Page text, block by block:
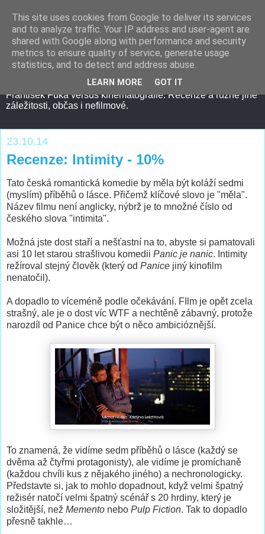
František Fuka versus kinematografie. Recenze a různé jiné
záležitosti, občas i nefilmové.
23.10.14
Recenze: Intimity - 10%
Tato česká romantická komedie by měla být koláží sedmi
(myslím) příběhů o lásce. Přičemž klíčové slovo je "měla".
Název filmu není anglicky, nýbrž je to množné číslo od
českého slova "intimita".
Možná jste dost staří a nešťastní na to, abyste si pamatovali
asi 10 let starou strašlivou komedii Panic je nanic. Intimity
režíroval stejný člověk (který od Panice jiný kinofilm
nenatočil).
A dopadlo to víceméně podle očekávání. FIlm je opět zcela
strašný, ale je o dost víc WTF a nechtěně zábavný, protože
narozdíl od Panice chce být o něco ambicióznější.
To znamená, že vidíme sedm příběhů o lásce (každý se
dvěma až čtyřmi protagonisty), ale vidíme je promíchaně
(každou chvíli kus z nějakého jiného) a nechronologicky.
Představte si, jak to mohlo dopadnout, když velmi špatný
režisér natočí velmi špatný scénář s 20 hrdiny, který je
složitější, než Memento nebo Pulp Fiction. Tak to dopadlo
přesně takhle…
This site uses cookies from Google to deliver its services
and to analyze traffic. Your IP address and user-agent are
shared with Google along with performance and security
metrics to ensure quality of service, generate usage
statistics, and to detect and address abuse.
LEARN MORE GOT IT